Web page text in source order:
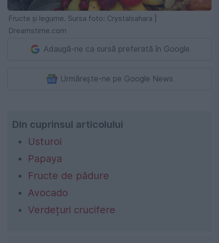
Fructe și legume. Sursa foto: Crystalsahara |
Dreamstime.com
Adaugă-ne ca sursă preferată în Google
Urmărește-ne pe Google News
Din cuprinsul articolului
Usturoi
Papaya
Fructe de pădure
Avocado
Verdețuri crucifere